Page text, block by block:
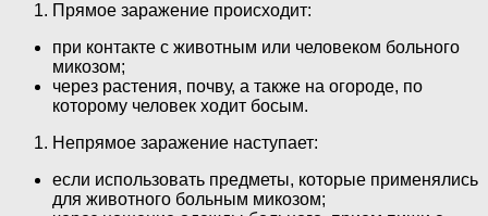
Прямое заражение происходит:
при контакте с животным или человеком больного
микозом;
через растения, почву, а также на огороде, по
которому человек ходит босым.
Непрямое заражение наступает:
если использовать предметы, которые применялись
для животного больным микозом;